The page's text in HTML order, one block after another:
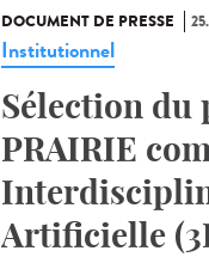
DOCUMENT DE PRESSE
Institutionnel
Sélection du
PRAIRIE
Artificielle